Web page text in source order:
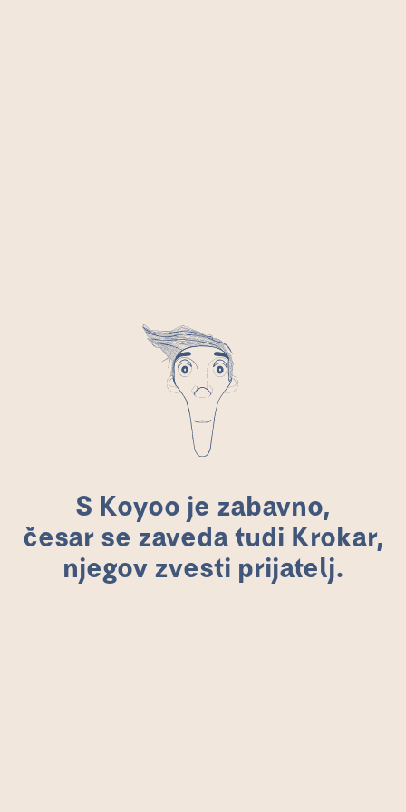
S Koyoo je zabavno,
česar se zaveda tudi Krokar,
njegov zvesti prijatelj.